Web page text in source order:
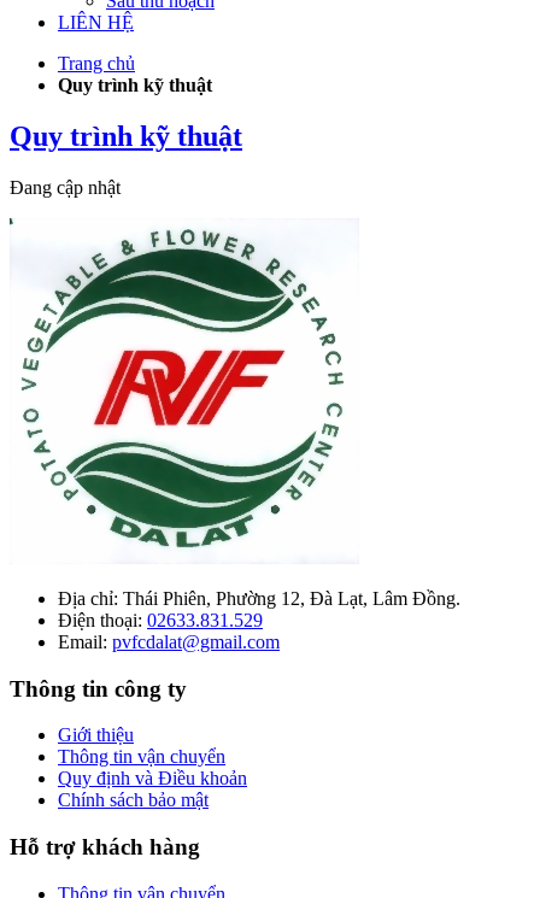
LIÊN HỆ
Trang chủ
Quy trình kỹ thuật
Quy trình kỹ thuật
Đang cập nhật
Địa chỉ: Thái Phiên, Phường 12, Đà Lạt, Lâm Đồng.
Điện thoại: 02633.831.529
Email: pvfcdalat@gmail.com
Thông tin công ty
Giới thiệu
Thông tin vận chuyển
Quy định và Điều khoản
Chính sách bảo mật
Hỗ trợ khách hàng
Thông tin vận chuyển